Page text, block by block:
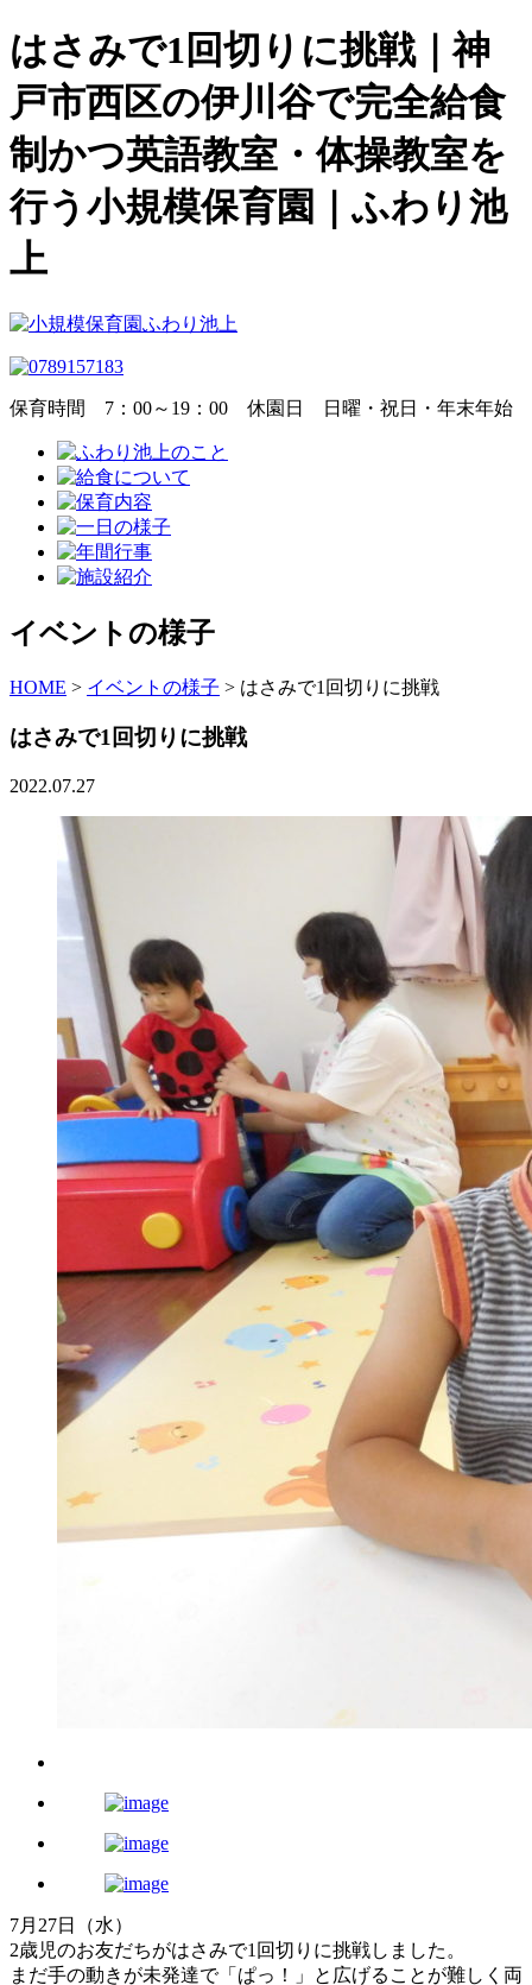
はさみで1回切りに挑戦｜神
戸市西区の伊川谷で完全給食
制かつ英語教室・体操教室を
行う小規模保育園｜ふわり池
上
保育時間 7：00～19：00 休園日 日曜・祝日・年末年始
イベントの様子
HOME > イベントの様子 > はさみで1回切りに挑戦
はさみで1回切りに挑戦
2022.07.27
7月27日（水）
2歳児のお友だちがはさみで1回切りに挑戦しました。
まだ手の動きが未発達で「ぱっ！」と広げることが難しく両